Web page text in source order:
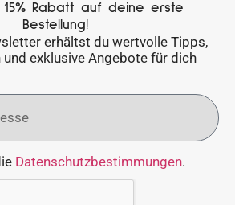
Rabatt auf deine erste
Bestellung!
erhältst du wertvolle Tipps,
exklusive Angebote für dich
Datenschutzbestimmungen.